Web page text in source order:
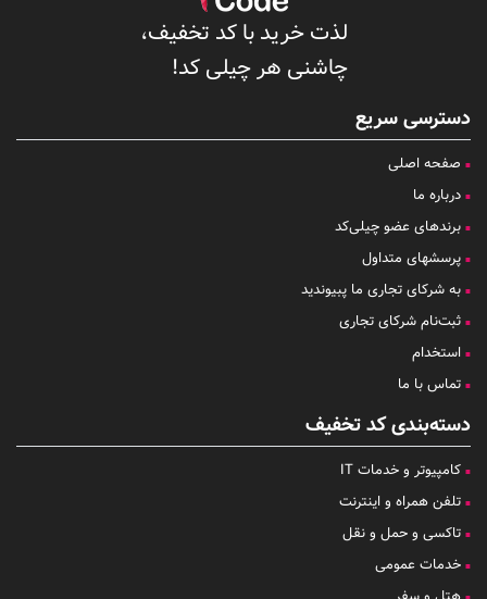
لذت خرید با کد تخفیف،
چاشنی هر چیلی کد!
دسترسی سریع
صفحه اصلی
درباره ما
برندهای عضو چیلی‌کد
پرسشهای متداول
به شرکای تجاری ما پبیوندید
ثبت‌نام شرکای تجاری
استخدام
تماس با ما
دسته‌بندی کد تخفیف
کامپیوتر و خدمات IT
تلفن همراه و اینترنت
تاکسی و حمل و نقل
خدمات عمومی